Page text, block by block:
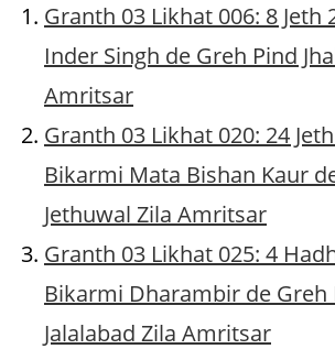
Granth 03 Likhat 006: 8 Jeth
Inder Singh de Greh Pind
Amritsar
Granth 03 Likhat 020: 24
Bikarmi Mata Bishan Kaur
Jethuwal Zila Amritsar
Granth 03 Likhat 025: 4
Bikarmi Dharambir de Greh
Jalalabad Zila Amritsar